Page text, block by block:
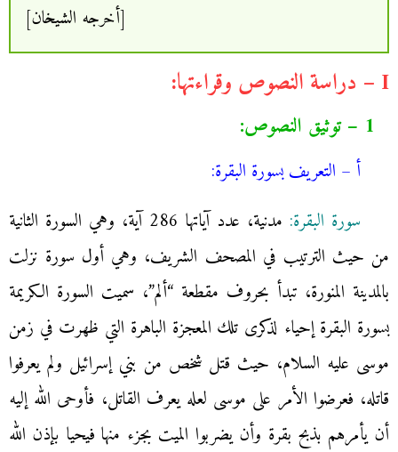
[أخرجه الشيخان]
I – دراسة النصوص وقراءتها:
1 – توثيق النصوص:
أ – التعريف بسورة البقرة:
سورة البقرة:
مدنية، عدد آياتها 286 آية، وهي السورة الثانية
من حيث الترتيب في المصحف الشريف، وهي أول سورة نزلت
بالمدينة المنورة، تبدأ بحروف مقطعة “ألم”، سميت السورة الكريمة
بسورة البقرة إحياء لذكرى تلك المعجزة الباهرة التي ظهرت في زمن
موسى عليه السلام، حيث قتل شخص من بني إسرائيل ولم يعرفوا
قاتله، فعرضوا الأمر على موسى لعله يعرف القاتل، فأوحى الله إليه
أن يأمرهم بذبح بقرة وأن يضربوا الميت بجزء منها فيحيا بإذن الله